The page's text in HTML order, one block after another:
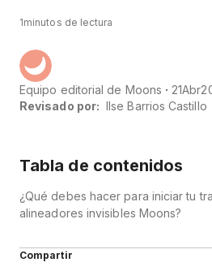
1minutos de lectura
Equipo editorial de Moons 21Abr
Revisado por: Ilse Barrios Castillo
Tabla de contenidos
¿Qué debes hacer para iniciar tu
alineadores invisibles Moons?
Compartir